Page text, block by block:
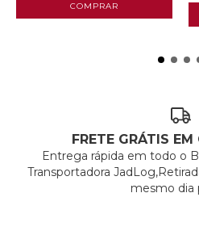
FRETE GRÁTIS
Entrega rápida em todo o
Transportadora
mesmo dia